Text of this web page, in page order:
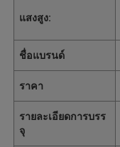
แสงสูง:
ชื่อแบรนด์
ราคา
รายละเอียดการบรร
จุ